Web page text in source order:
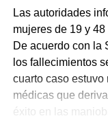
Las autoridades
mujeres de 19 y
De acuerdo con la
los fallecimientos
cuarto caso
médicas que
éxito en las